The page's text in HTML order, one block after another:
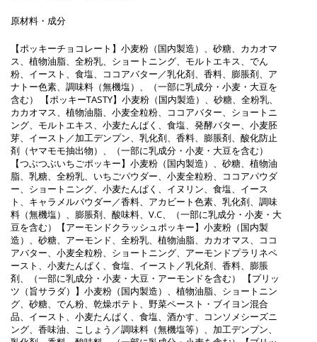
原材料・成分
【ポッキーチョコレート】小麦粉（国内製造）、砂糖、カカオマ
ス、植物油脂、全粉乳、ショートニング、モルトエキス、でん
粉、イースト、食塩、ココアバター／乳化剤、香料、膨脹剤、ア
ナトー色素、調味料（無機塩）、（一部に乳成分・小麦・大豆を
含む） 【ポッキーTASTY】小麦粉（国内製造）、砂糖、全粉乳、
カカオマス、植物油脂、小麦全粒粉、ココアバター、ショートニ
ング、モルトエキス、小麦たんぱく、食塩、発酵バター、小麦胚
芽、イースト／加工デンプン、乳化剤、香料、膨脹剤、酸化防止
剤（ヤマモモ抽出物）、（一部に乳成分・小麦・大豆を含む）
【つぶつぶいちごポッキー】小麦粉（国内製造）、砂糖、植物油
脂、乳糖、全粉乳、いちごパウダー、小麦全粒粉、ココアパウダ
ー、ショートニング、小麦たんぱく、イヌリン、食塩、イース
ト、キャラメルパウダー／香料、アカビート色素、乳化剤、調味
料（無機塩）、膨脹剤、酸味料、V.C、（一部に乳成分・小麦・大
豆を含む）【アーモンドクラッシュポッキー】小麦粉（国内製
造）、砂糖、アーモンド、全粉乳、植物油脂、カカオマス、ココ
アバター、小麦全粒粉、ショートニング、アーモンドプラリネペ
ースト、小麦たんぱく、食塩、イースト／乳化剤、香料、膨脹
剤、（一部に乳成分・小麦・大豆・アーモンドを含む） 【プリッ
ツ（旨サラダ）】小麦粉（国内製造）、植物油脂、ショートニン
グ、砂糖、でん粉、乾燥ポテト、野菜ペースト・ブイヨン混合
品、イースト、小麦たんぱく、食塩、酒かす、コンソメシーズニ
ング、香味油、こしょう／調味料（無機塩等）、加工デンプン、